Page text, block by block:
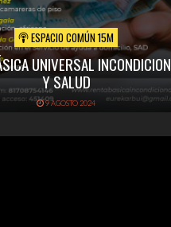
ESPACIO COMÚN 15M
UNIVERSAL
Y SALUD
9 AGOSTO 2024